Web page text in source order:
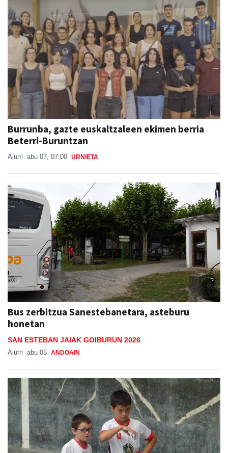
Burrunba, gazte euskaltzaleen ekimen berria
Beterri-Buruntzan
Aiurri abu 07, 07:00 URNIETA
Bus zerbitzua Sanestebanetara, asteburu
honetan
SAN ESTEBAN JAIAK GOIBURUN 2026
Aiurri abu 05 ANDOAIN